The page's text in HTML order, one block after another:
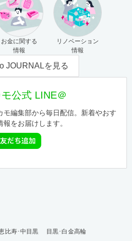
お金に関する
情報
リノベーション
情報
JOURNALを見る
公式 LINE＠
モ編集部から毎日配信。新着やおす
報をお届けします。
比寿･中目黒
目黒･白金高輪